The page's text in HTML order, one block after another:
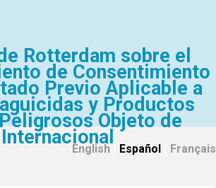
Rotterdam sobre el
de Consentimiento
Previo Aplicable a
y Productos
Objeto de
English Español Français